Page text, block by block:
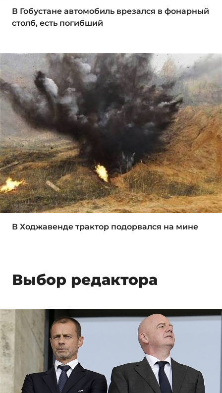
В Гобустане автомобиль врезался в фонарный
столб, есть погибший
В Ходжавенде трактор подорвался на мине
Выбор редактора